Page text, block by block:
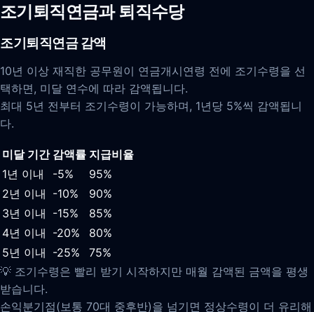
조기퇴직연금과 퇴직수당
조기퇴직연금 감액
10년 이상 재직한 공무원이 연금개시연령 전에 조기수령을 선
택하면, 미달 연수에 따라 감액됩니다.
최대 5년 전부터 조기수령이 가능하며, 1년당 5%씩 감액됩니
다.
미달 기간 감액률 지급비율
1년 이내
-5%
95%
2년 이내 -10%
90%
3년 이내 -15%
85%
4년 이내 -20%
80%
5년 이내 -25%
75%
💡 조기수령은 빨리 받기 시작하지만 매월 감액된 금액을 평생
받습니다.
손익분기점(보통 70대 중후반)을 넘기면 정상수령이 더 유리해